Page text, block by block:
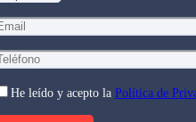
He leído y acepto la Política de